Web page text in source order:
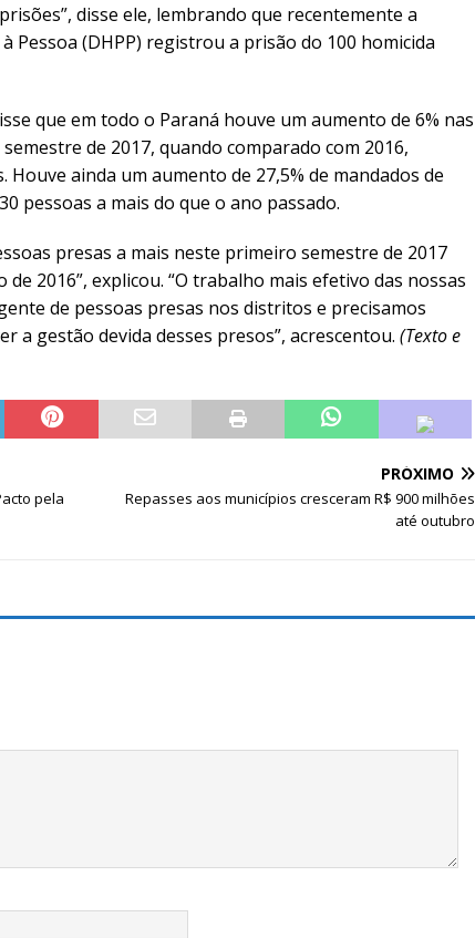
disse ele, lembrando que recentemente a
Pessoa (DHPP) registrou a prisão do 100 homicida
que em todo o Paraná houve um aumento de 6% nas
de 2017, quando comparado com 2016,
ainda um aumento de 27,5% de mandados de
pessoas a mais do que o ano passado.
presas a mais neste primeiro semestre de 2017
2016”, explicou. “O trabalho mais efetivo das nossas
de pessoas presas nos distritos e precisamos
a gestão devida desses presos”, acrescentou. (Texto e
pela
PRÓXIMO
Repasses aos municípios cresceram R$ 900 milhões
até outubro